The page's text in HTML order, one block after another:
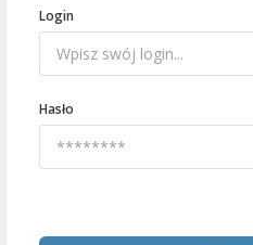
Login
Hasło